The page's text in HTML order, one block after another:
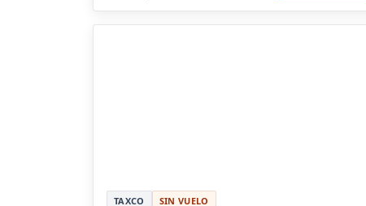
TAXCO SIN VUELO